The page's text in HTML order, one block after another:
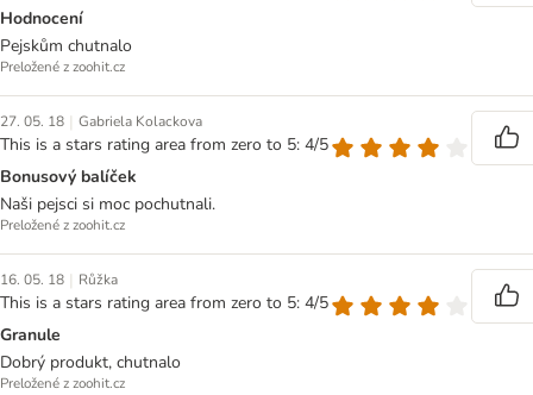
Hodnocení
Pejskům chutnalo
Preložené z zoohit.cz
27. 05. 18 | Gabriela Kolackova
This is a stars rating area from zero to 5: 4/5
Bonusový balíček
Naši pejsci si moc pochutnali.
Preložené z zoohit.cz
16. 05. 18 | Růžka
This is a stars rating area from zero to 5: 4/5
Granule
Dobrý produkt, chutnalo
Preložené z zoohit.cz